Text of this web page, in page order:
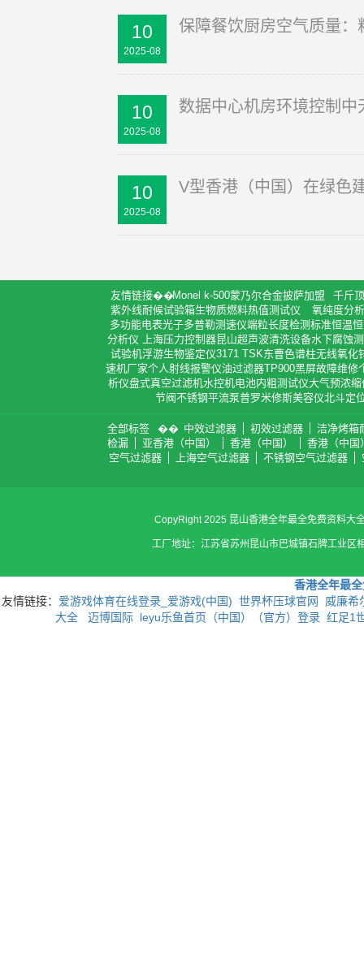
10
2025-08
保障餐饮厨房空气质量
10
2025-08
数据中心机房环境控制
10
2025-08
V型香港（中国）在绿色
友情链接 Monel k-500蒙乃尔合金披萨加盟
千斤
紫外线耐候试验箱生物质燃料热值测试仪
氧纯度分
多功能电表光子多普勒测速仪端粒长度检测标准恒温
分析仪 上海压力控制器昆山超声波清洗设备水下腐蚀
试验机浮游生物鉴定仪3171 TSK东曹色谱柱无线氧
速机厂家个人射线报警仪油过滤器TP900黑屏故障维
析仪盘式真空过滤机水控机电池内粗测试仪大气预浓
节阀不锈钢平流泵普罗米修斯美容仪北斗定
全部标签 中效过滤器 初效过滤器
洁净烤箱
检漏
亚香港（中国） 香港（中国）
香港（中国
空气过滤器
上海空气过滤器 不锈钢空气过滤器
CopyRight 2025 昆山香港全年最全免费资料
工厂地址：江苏省苏州昆山市巴城镇石牌工业
香港全年最
友情链接： 爱游戏体育在线登录_爱游戏(中国) 世界杯压球官网
威廉希
大全
迈博国际 leyu乐鱼首页（中国）（官方）登录 红足1